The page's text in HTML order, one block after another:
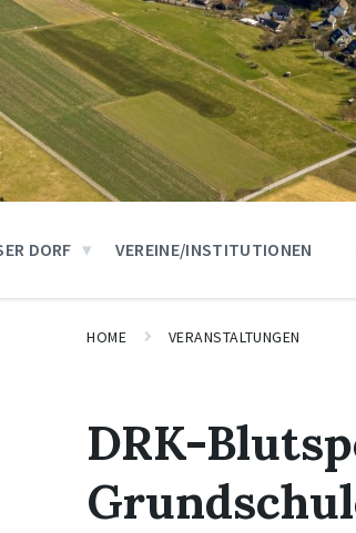
DORF VEREINE/INSTITUTIONEN
HOME VERANSTALTUNGEN
DRK-